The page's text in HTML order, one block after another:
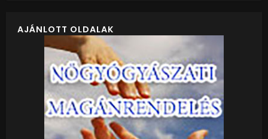
AJÁNLOTT OLDALAK